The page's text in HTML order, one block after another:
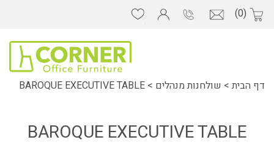
(0)
דף הבית > שולחנות מנהלים >
BAROQUE EXECUTIVE TABLE
BAROQUE EXECUTIVE TABLE